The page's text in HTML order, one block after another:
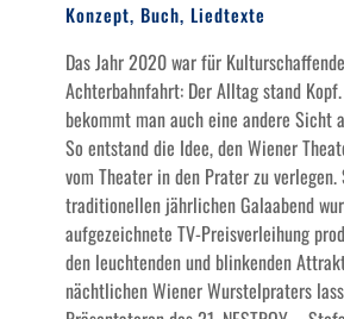
Konzept, Buch, Liedtexte
Das Jahr 2020 war für
Achterbahnfahrt: Der Alltag stand
bekommt man auch eine andere Sicht
So entstand die Idee, den Wiener
vom Theater in den Prater zu
traditionellen jährlichen Galaabend
aufgezeichnete TV-Preisverleihung
den leuchtenden und blinkenden
nächtlichen Wiener Wurstelpraters